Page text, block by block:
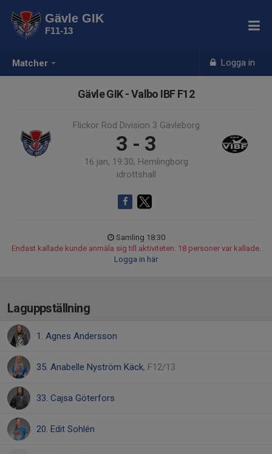
Matcher Logga in
Gävle GIK
F11-13
Gävle GIK - Valbo IBF F12
Flickor Röd Division 3 Gävleborg
3 - 3
16 jan, 19:30, Hemlingborg
idrottshall
Samling 18:30
Endast kallade kunde anmäla sig till aktiviteten. 18 personer var kallade.
Logga in här
Laguppställning
1. Agnes Andersson
35. Anabelle Nyström Käck, F12/13
33. Cajsa Göterfors
20. Edit Sohlén